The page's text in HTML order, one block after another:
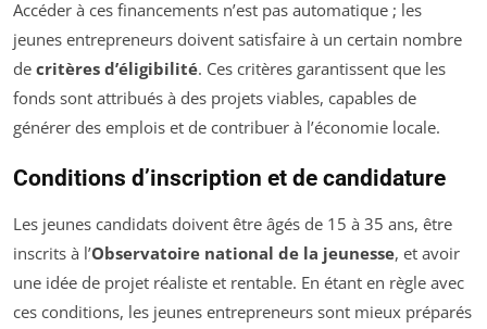
Accéder à ces financements n’est pas automatique ; les
jeunes entrepreneurs doivent satisfaire à un certain nombre
de critères d’éligibilité. Ces critères garantissent que les
fonds sont attribués à des projets viables, capables de
générer des emplois et de contribuer à l’économie locale.
Conditions d’inscription et de candidature
Les jeunes candidats doivent être âgés de 15 à 35 ans, être
inscrits à l’Observatoire national de la jeunesse, et avoir
une idée de projet réaliste et rentable. En étant en règle avec
ces conditions, les jeunes entrepreneurs sont mieux préparés